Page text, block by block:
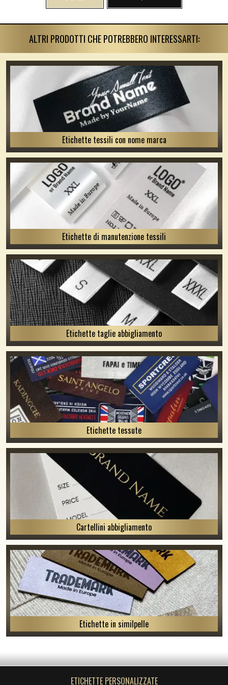
ALTRI PRODOTTI CHE POTREBBERO INTERESSARTI:
Etichette tessili con nome marca
Etichette di manutenzione tessili
Etichette taglie abbigliamento
Etichette tessute
Cartellini abbigliamento
Etichette in similpelle
ETICHETTE PERSONALIZZATE